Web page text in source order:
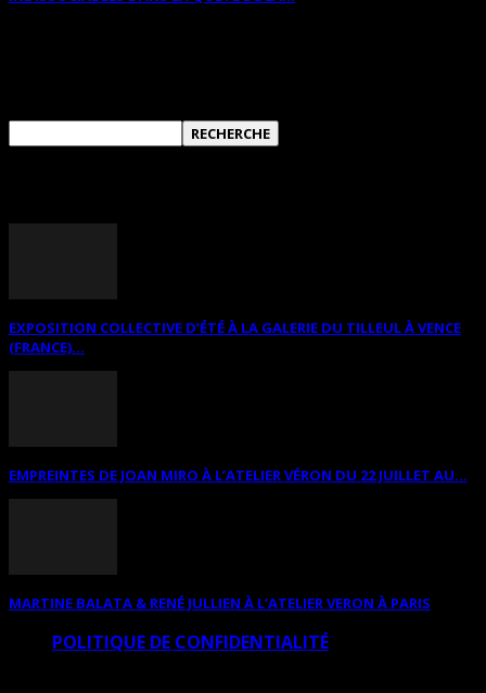
EXPOSITION COLLECTIVE D’ÉTÉ À LA GALERIE DU TILLEUL À VENCE
(FRANCE)...
EMPREINTES DE JOAN MIRO À L’ATELIER VÉRON DU 22 JUILLET AU...
MARTINE BALATA & RENÉ JULLIEN À L’ATELIER VERON À PARIS
POLITIQUE DE CONFIDENTIALITÉ